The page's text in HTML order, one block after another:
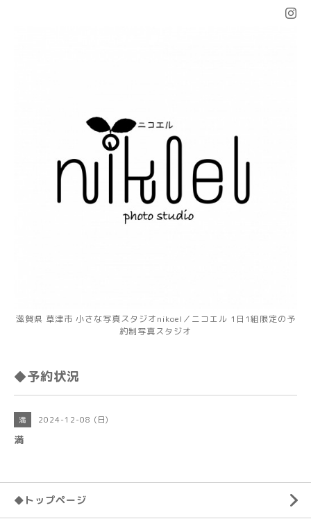
滋賀県 草津市 小さな写真スタジオnikoel／ニコエル 1日1組限定の予
約制写真スタジオ
◆予約状況
満 2024-12-08 (日)
満
◆トップページ